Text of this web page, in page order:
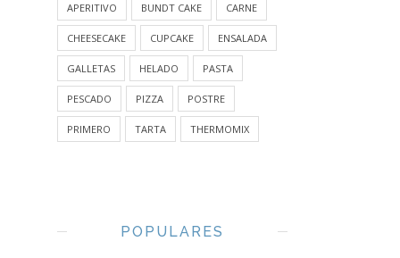
APERITIVO BUNDT CAKE CARNE
CHEESECAKE CUPCAKE ENSALADA
GALLETAS HELADO PASTA
PESCADO PIZZA POSTRE
PRIMERO TARTA THERMOMIX
POPULARES